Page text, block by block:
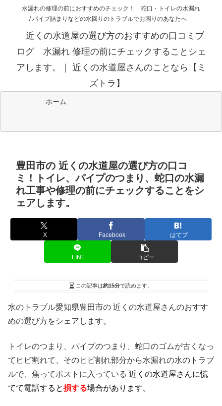
水漏れの修理の前におすすめのチェック！ 蛇口・トイレの水漏れ
/ パイプ詰まりなどの水回りのトラブルでお困りのあなたへ
近くの水道屋の選び方のおすすめの口コミブ
ログ 水漏れ 修理の前にチェックすることシェ
アします。｜ 近くの水道屋さんのことなら【ミ
ズトラ】
ホーム
豊田市の 近くの水道屋の選び方の口コ
ミ！トイレ、パイプのつまり、蛇口の水漏
れ工事や修理の前にチェックすることをシ
ェアします。
X Facebook はてブ
LINE コピー
この記事は約15分で読めます。
水のトラブル愛知県豊田市の 近くの水道屋さんのおすす
めの選び方をシェアします。
トイレのつまり、パイプのつまり、蛇口のゴムが古くなっ
てヒビ割れて、そのヒビ割れ部分から水漏れの水のトラブ
ルで、焦ってポストに入っている 近くの水道屋さんに慌
てて電話すると損する場合があります。